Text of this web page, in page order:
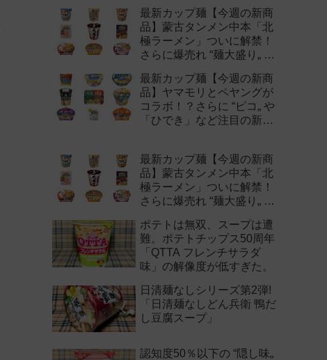
最新カップ麺【今週の新商
品】蒙古タンメン中本「北
極ラーメン」ついに解禁！
さらに爆売れ “麺大盛り„ シ
作まとめ！
最新カップ麺【今週の新商
品】ヤマモリとペヤングが
コラボ！？さらに “ピコ„ や
「ひでき」など注目の新作
最新カップ麺【今週の新商
品】蒙古タンメン中本「北
極ラーメン」ついに解禁！
さらに爆売れ “麺大盛り„ シ
作まとめ！
ポテトは無双、スープは遭
難。ポテトチップス50周年
「QTTA フレンチサラダ
味」の解像度が低すぎた。
日清麺なしシリーズ第2弾!
「日清麺なしどん兵衛 鴨だ
し豆腐スープ」
認知度50％以下の “隠し味„